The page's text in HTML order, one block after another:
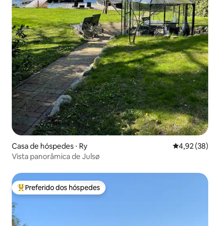
Casa de hóspedes ⋅ Ry 4,92 de uma
4,92 (38)
Vista panorâmica de Julsø
Entre os melhores preferidos dos hóspedes
Preferido dos hóspedes